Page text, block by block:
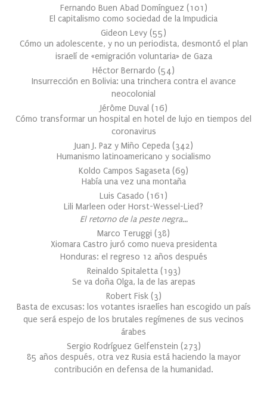
Fernando Buen Abad Domínguez (101 )
El capitalismo como sociedad de la Impudicia
Gideon Levy (55)
Cómo un adolescente, y no un periodista, desmontó el plan
israelí de «emigración voluntaria» de Gaza
Héctor Bernardo (54)
Insurrección en Bolivia: una trinchera contra el avance
neocolonial
Jérôme Duval (16)
Cómo transformar un hospital en hotel de lujo en tiempos del
coronavirus
Juan J. Paz y Miño Cepeda (342)
Humanismo latinoamericano y socialismo
Koldo Campos Sagaseta (69)
Había una vez una montaña
Luis Casado (161 )
Lili Marleen oder Horst-Wessel-Lied?
El retorno de la peste negra…
Marco Teruggi (38)
Xiomara Castro juró como nueva presidenta
Honduras: el regreso 12 años después
Reinaldo Spitaletta (193)
Se va doña Olga, la de las arepas
Robert Fisk (3)
Basta de excusas: los votantes israelíes han escogido un país
que será espejo de los brutales regímenes de sus vecinos
árabes
Sergio Rodríguez Gelfenstein (273)
85 años después, otra vez Rusia está haciendo la mayor
contribución en defensa de la humanidad.